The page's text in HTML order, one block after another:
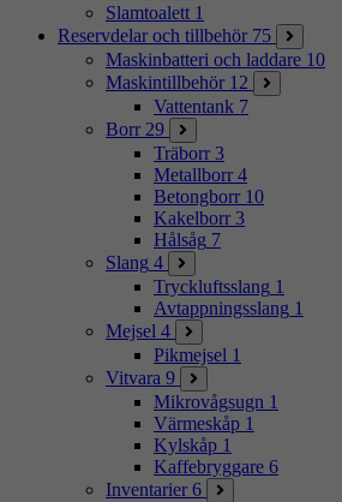
Slamtoalett 1
Reservdelar och tillbehör 75
Maskinbatteri och laddare 10
Maskintillbehör 12
Vattentank 7
Borr 29
Träborr 3
Metallborr 4
Betongborr 10
Kakelborr 3
Hålsåg 7
Slang 4
Tryckluftsslang 1
Avtappningsslang 1
Mejsel 4
Pikmejsel 1
Vitvara 9
Mikrovågsugn 1
Värmeskåp 1
Kylskåp 1
Kaffebryggare 6
Inventarier 6